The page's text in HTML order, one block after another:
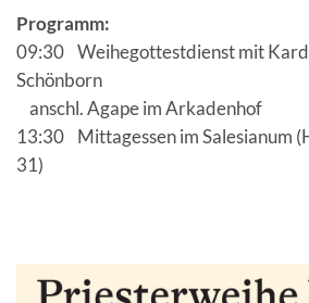
Programm:
09:30 Weihegottestdienst mit
Schönborn
anschl. Agape im Arkadenhof
13:30 Mittagessen im Salesianum
31)